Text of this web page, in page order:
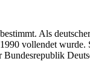
Als
vollendet
Bundesrepublik